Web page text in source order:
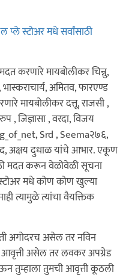
स्टोअर मधे सर्वांसाठी
करणारे मायबोलीकर चिन्नु,
अमितव, फारएण्ड
मायबोलीकर दत्तू, राजसी ,
, जिज्ञासा , वरदा, विजय
Srd , Seema२७६,
अक्षय दुधाळ यांचे आभार. एकूण
मदत करून वेळोवेळी सूचना
मधे कोण कोण खुल्या
त्यामुळे त्यांचा वैयक्तिक
अगोदरच असेल तर नविन
आवृत्ती असेल तर लवकर अपग्रेड
तुम्हाला तुमची आवृत्ती कूठली